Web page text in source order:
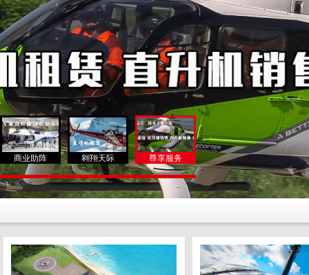
商业助阵 翱翔天际 尊享服务